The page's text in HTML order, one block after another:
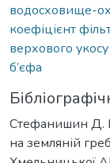
водосховище-
коефіцієнт
верхового укосу
б’єфа
Стефанишин Д.
на земляній